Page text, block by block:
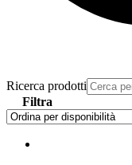
Ricerca prodotti
Filtra